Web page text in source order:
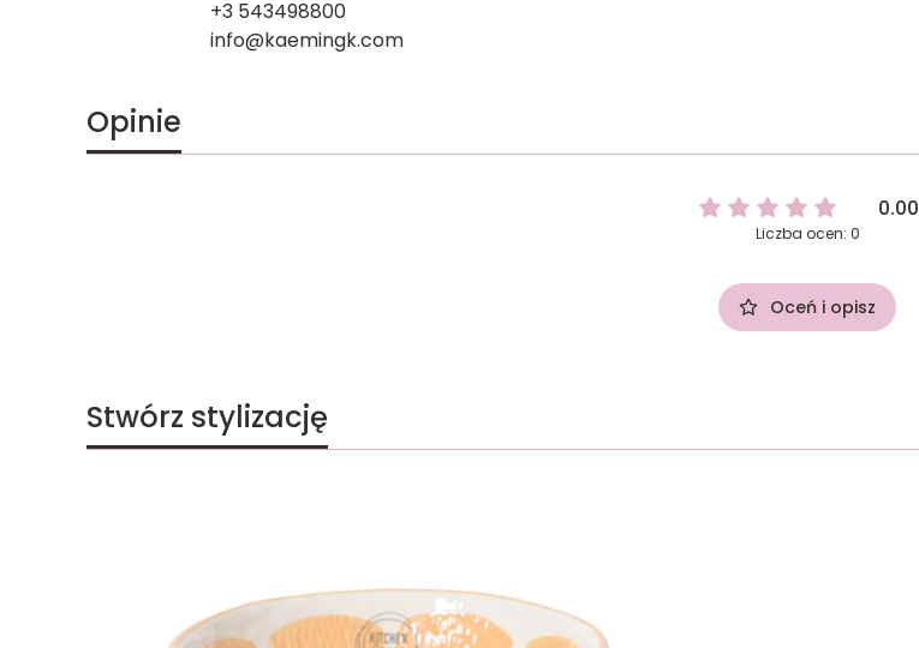
+3 543498800
info@kaemingk.com
Opinie
0.00
Liczba ocen: 0
Oceń i opisz
Stwórz stylizację